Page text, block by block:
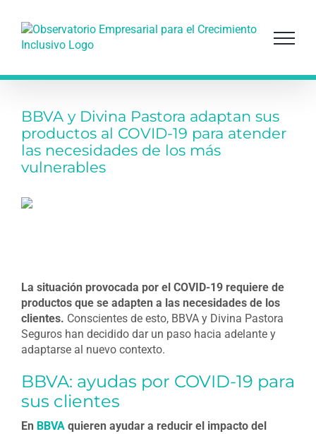
contenido
BBVA y Divina Pastora adaptan sus
productos al COVID-19 para atender
las necesidades de los más
vulnerables
La situación provocada por el COVID-19 requiere de
productos que se adapten a las necesidades de los
clientes. Conscientes de esto, BBVA y Divina Pastora
Seguros han decidido dar un paso hacia adelante y
adaptarse al nuevo contexto.
BBVA: ayudas por COVID-19 para
sus clientes
En BBVA quieren ayudar a reducir el impacto del